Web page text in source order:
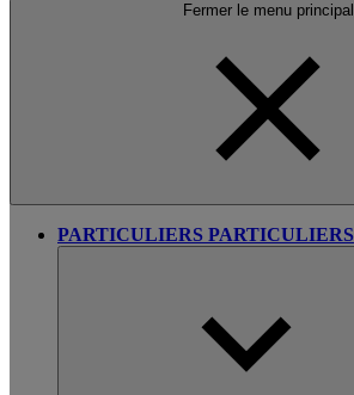
Fermer le menu principal
PARTICULIERS PARTICULIERS